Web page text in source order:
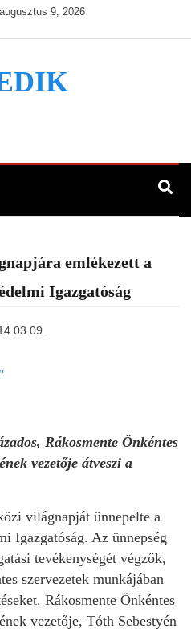
9, 2026
emlékezett a
Igazgatóság
Rákosmente Önkéntes
vezetője átveszi a
világnapját ünnepelte a
Igazgatóság. Az ünnepség
tevékenységét végzők,
szervezetek munkájában
Rákosmente Önkéntes
vezetője, Tóth Sebestyén